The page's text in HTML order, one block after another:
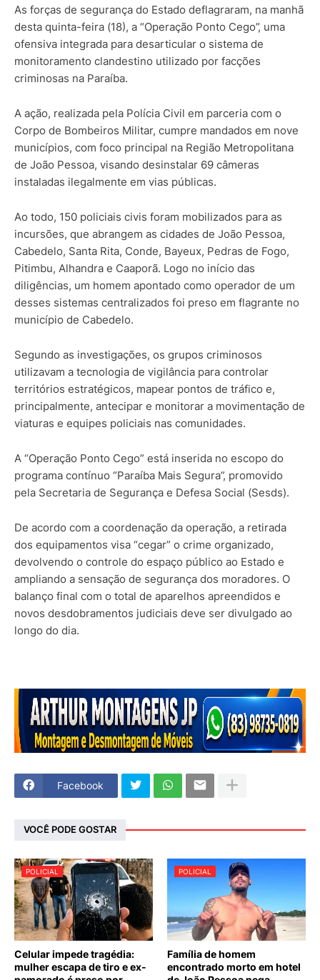
As forças de segurança do Estado deflagraram, na manhã
desta quinta-feira (18), a “Operação Ponto Cego”, uma
ofensiva integrada para desarticular o sistema de
monitoramento clandestino utilizado por facções
criminosas na Paraíba.
A ação, realizada pela Polícia Civil em parceria com o
Corpo de Bombeiros Militar, cumpre mandados em nove
municípios, com foco principal na Região Metropolitana
de João Pessoa, visando desinstalar 69 câmeras
instaladas ilegalmente em vias públicas.
Ao todo, 150 policiais civis foram mobilizados para as
incursões, que abrangem as cidades de João Pessoa,
Cabedelo, Santa Rita, Conde, Bayeux, Pedras de Fogo,
Pitimbu, Alhandra e Caaporã. Logo no início das
diligências, um homem apontado como operador de um
desses sistemas centralizados foi preso em flagrante no
município de Cabedelo.
Segundo as investigações, os grupos criminosos
utilizavam a tecnologia de vigilância para controlar
territórios estratégicos, mapear pontos de tráfico e,
principalmente, antecipar e monitorar a movimentação de
viaturas e equipes policiais nas comunidades.
A “Operação Ponto Cego” está inserida no escopo do
programa contínuo “Paraíba Mais Segura”, promovido
pela Secretaria de Segurança e Defesa Social (Sesds).
De acordo com a coordenação da operação, a retirada
dos equipamentos visa “cegar” o crime organizado,
devolvendo o controle do espaço público ao Estado e
ampliando a sensação de segurança dos moradores. O
balanço final com o total de aparelhos apreendidos e
novos desdobramentos judiciais deve ser divulgado ao
longo do dia.
Facebook
VOCÊ PODE GOSTAR
POLICIAL
Celular impede tragédia:
mulher escapa de tiro e ex-
POLICIAL
Família de homem
encontrado morto em hotel